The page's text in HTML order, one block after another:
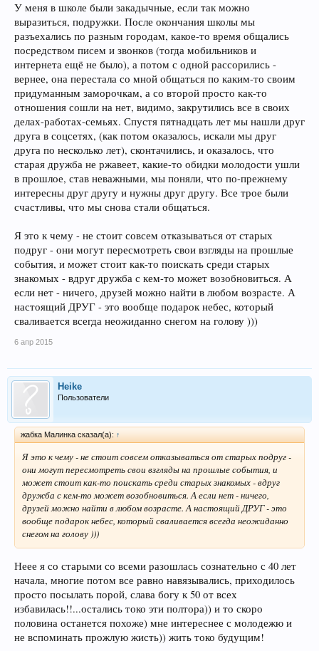
У меня в школе были закадычные, если так можно
выразиться, подружки. После окончания школы мы
разъехались по разным городам, какое-то время общались
посредством писем и звонков (тогда мобильников и
интернета ещё не было), а потом с одной рассорились -
вернее, она перестала со мной общаться по каким-то своим
придуманным заморочкам, а со второй просто как-то
отношения сошли на нет, видимо, закрутились все в своих
делах-работах-семьях. Спустя пятнадцать лет мы нашли друг
друга в соцсетях, (как потом оказалось, искали мы друг
друга по несколько лет), сконтачились, и оказалось, что
старая дружба не ржавеет, какие-то обидки молодости ушли
в прошлое, став неважными, мы поняли, что по-прежнему
интересны друг другу и нужны друг другу. Все трое были
счастливы, что мы снова стали общаться.
Я это к чему - не стоит совсем отказываться от старых
подруг - они могут пересмотреть свои взгляды на прошлые
события, и может стоит как-то поискать среди старых
знакомых - вдруг дружба с кем-то может возобновиться. А
если нет - ничего, друзей можно найти в любом возрасте. А
настоящий ДРУГ - это вообще подарок небес, который
сваливается всегда неожиданно снегом на голову )))
6 апр 2015
Heike
Пользователи
жабка Малинка сказал(а): ↑
Я это к чему - не стоит совсем отказываться от старых подруг -
они могут пересмотреть свои взгляды на прошлые события, и
может стоит как-то поискать среди старых знакомых - вдруг
дружба с кем-то может возобновиться. А если нет - ничего,
друзей можно найти в любом возрасте. А настоящий ДРУГ - это
вообще подарок небес, который сваливается всегда неожиданно
снегом на голову )))
Неее я со старыми со всеми разошлась сознательно с 40 лет
начала, многие потом все равно навязывались, приходилось
просто посылать порой, слава богу к 50 от всех
избавилась!!...остались токо эти полтора)) и то скоро
половина останется похоже) мне интереснее с молодежю и
не вспоминать прожлую жисть)) жить токо будущим!